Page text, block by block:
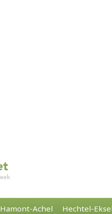
Hamont-Achel Hechtel-